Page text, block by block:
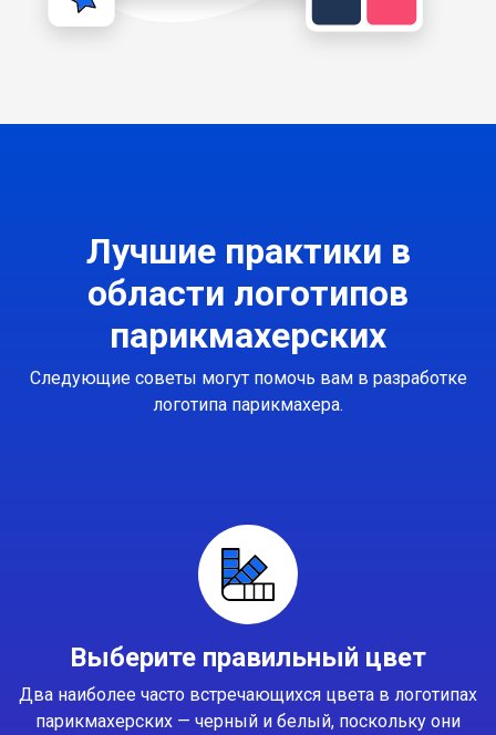
Лучшие практики в
области логотипов
парикмахерских
Следующие советы могут помочь вам в разработке
логотипа парикмахера.
Выберите правильный цвет
Два наиболее часто встречающихся цвета в логотипах
парикмахерских — черный и белый, поскольку они